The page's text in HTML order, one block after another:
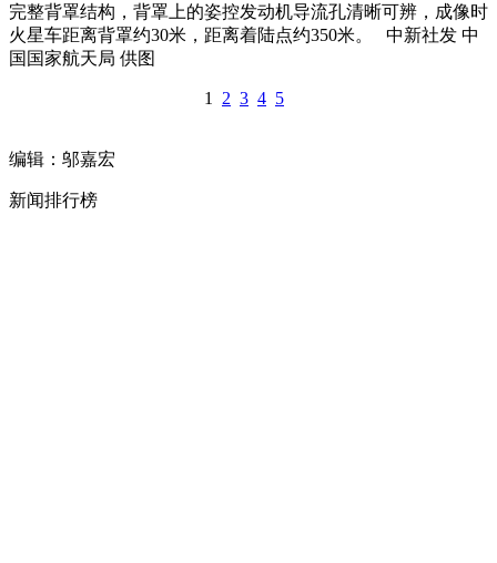
完整背罩结构，背罩上的姿控发动机导流孔清晰可辨，成像时
火星车距离背罩约30米，距离着陆点约350米。 中新社发 中
国国家航天局 供图
1 2 3 4 5
编辑：邬嘉宏
新闻排行榜